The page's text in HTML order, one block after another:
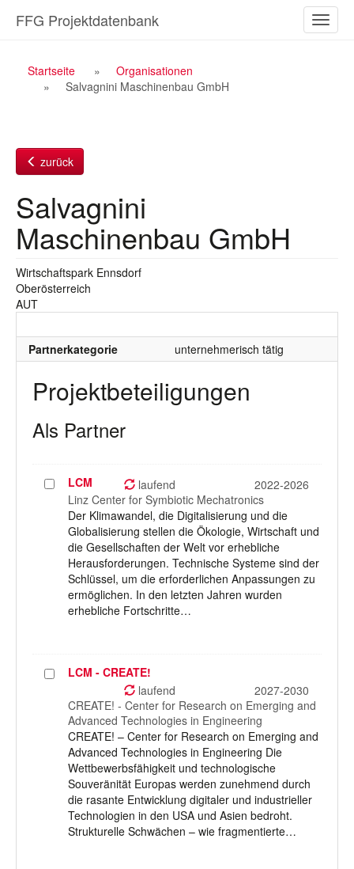
Inhalt
ein-/
FFG Projektdatenbank
Breadcrumb
Navigation
Startseite
Organisationen
Salvagnini Maschinenbau GmbH
zurück
Salvagnini
Maschinenbau GmbH
Wirtschaftspark Ennsdorf
Oberösterreich
AUT
Partnerkategorie unternehmerisch tätig
Projektbeteiligungen
Als Partner
Projekt
auswählen
LCM laufend
2022-2026
Linz Center for Symbiotic Mechatronics
Der Klimawandel, die Digitalisierung und die
Globalisierung stellen die Ökologie, Wirtschaft und
die Gesellschaften der Welt vor erhebliche
Herausforderungen. Technische Systeme sind der
Schlüssel, um die erforderlichen Anpassungen zu
ermöglichen. In den letzten Jahren wurden
erhebliche Fortschritte…
ProjektLCM - CREATE!
laufend
2027-2030
CREATE! - Center for Research on Emerging and
Advanced Technologies in Engineering
CREATE! – Center for Research on Emerging and
Advanced Technologies in Engineering Die
Wettbewerbsfähigkeit und technologische
Souveränität Europas werden zunehmend durch
die rasante Entwicklung digitaler und industrieller
Technologien in den USA und Asien bedroht.
Strukturelle Schwächen – wie fragmentierte…